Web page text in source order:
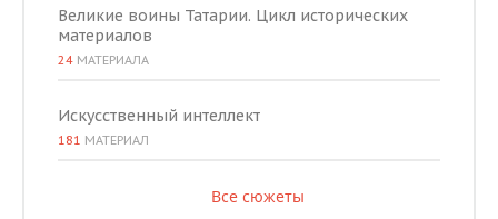
Великие воины Татарии. Цикл исторических
материалов
24 МАТЕРИАЛА
Искусственный интеллект
181 МАТЕРИАЛ
Все сюжеты